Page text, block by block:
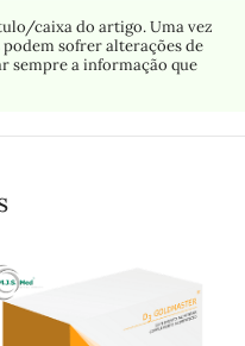
caixa do artigo. Uma vez
sofrer alterações de
sempre a informação que